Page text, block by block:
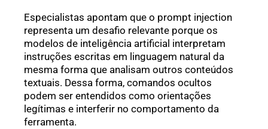
Especialistas apontam que o prompt injection
representa um desafio relevante porque os
modelos de inteligência artificial interpretam
instruções escritas em linguagem natural da
mesma forma que analisam outros conteúdos
textuais. Dessa forma, comandos ocultos
podem ser entendidos como orientações
legítimas e interferir no comportamento da
ferramenta.